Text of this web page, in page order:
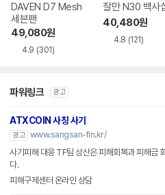
DAVEN D7 Mesh
세븐팬
49,080원
4.9 (301)
잘만 N30 백사
40,480원
4.8 (121)
파워링크 광고
ATXCOIN 사칭 사기
광고 www.sangsan-fin.kr/
사기피해 대응 TF팀 상산은 피해회복과 피해금
다.
피해구제센터 온라인 상담